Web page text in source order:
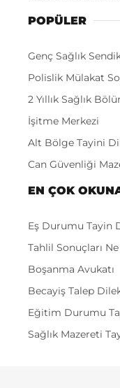
POPÜLER
Genç Sağlık
Polislik Mülakat
2 Yıllık Sağlık
İşitme Merkezi
Alt Bölge Tayini
Can Güvenliği
EN ÇOK
Eş Durumu Tayin
Tahlil Sonuçları
Boşanma Avukatı
Becayiş Talep
Eğitim Durumu
Sağlık Mazereti